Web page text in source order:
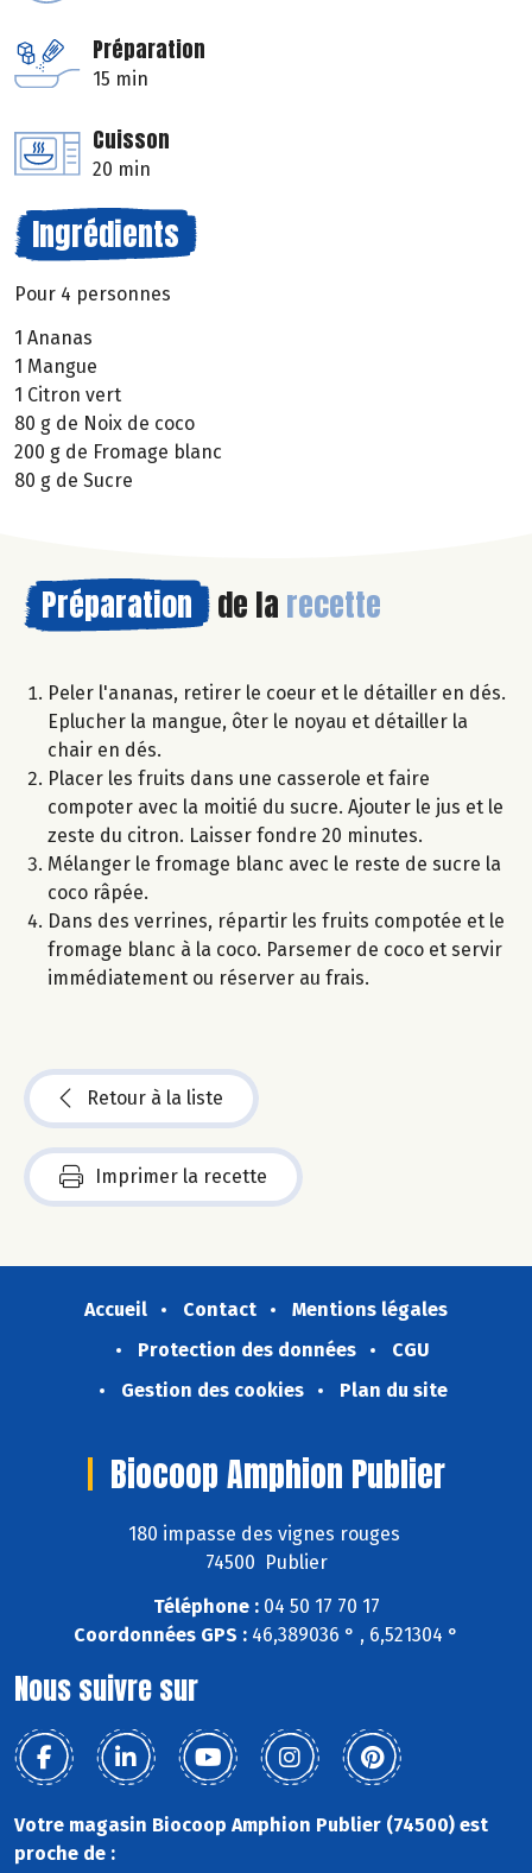
Préparation
15 min
Cuisson
20 min
Ingrédients
Pour 4 personnes
1 Ananas
1 Mangue
1 Citron vert
80 g de Noix de coco
200 g de Fromage blanc
80 g de Sucre
Préparation de la recette
Peler l'ananas, retirer le coeur et le détailler en dés.
Eplucher la mangue, ôter le noyau et détailler la
chair en dés.
Placer les fruits dans une casserole et faire
compoter avec la moitié du sucre. Ajouter le jus et le
zeste du citron. Laisser fondre 20 minutes.
Mélanger le fromage blanc avec le reste de sucre la
coco râpée.
Dans des verrines, répartir les fruits compotée et le
fromage blanc à la coco. Parsemer de coco et servir
immédiatement ou réserver au frais.
Retour à la liste
Imprimer la recette
Accueil Contact
Mentions légales
Protection des données
CGU
Gestion des cookies
Plan du site
Biocoop Amphion Publier
180 impasse des vignes rouges
74500 Publier
Téléphone :04 50 17 70 17
Coordonnées GPS : 46,389036 ° , 6,521304 °
Nous suivre sur
Votre magasin Biocoop Amphion Publier (74500) est
proche de :